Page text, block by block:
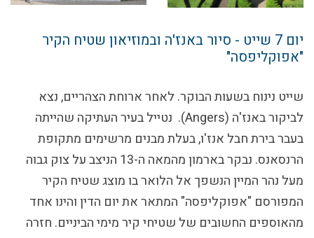
יום 7
שייט - סיור באנז'ה ובמוזיאון שטיח הקיר
"אפוקליפסה"
שייט נינוח בשעות הבוקר. לאחר ארוחת הצהריים, נצא
לביקור באנז'ה (Angers). נטייל בעיר העתיקה שהייתה
בעבר בירת חבל אנז'ו, בעלת מבנים מרשימים מתקופת
הרנסאנס. נבקר בארמון מהמאה ה-13 הניצב על צוק גבוה
מעל נהר המיין הנשפך אל הלואר בו מוצג שטיח הקיר
המפורסם "אפוקליפסה" המתאר את יום הדין והינו אחד
מהאוספים החשובים של שטיחי קיר מימי הביניים. חזרה